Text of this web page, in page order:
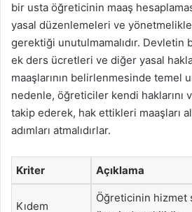
bir usta öğreticinin maaş
yasal düzenlemeleri ve
gerektiği unutulmamalıdır. Devletin
ek ders ücretleri ve diğer yasal
maaşlarının belirlenmesinde temel
nedenle, öğreticiler kendi haklarını
takip ederek, hak ettikleri maaşları
adımları atmalıdırlar.
Kriter Açıklama
Kıdem
Öğreticinin hizmet